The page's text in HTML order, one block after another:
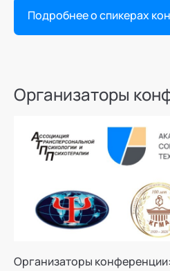
Подробнее о спикерах
Организаторы
Организаторы